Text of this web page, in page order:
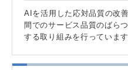
AIを活用した応対品質の改
間でのサービス品質のばら
する取り組みを行っています